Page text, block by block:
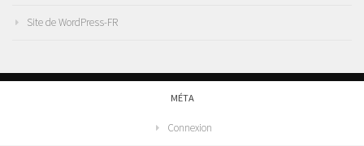
Site de WordPress-FR
MÉTA
Connexion